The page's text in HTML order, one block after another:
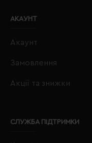
АКАУНТ
Акаунт
Замовлення
Акції та знижки
СЛУЖБА ПІДТРИМКИ